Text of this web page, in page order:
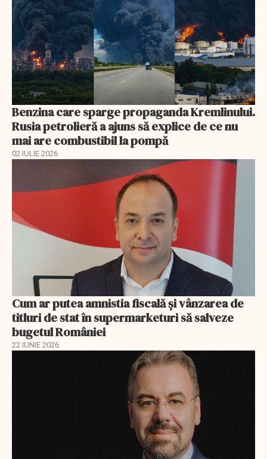
Benzina care sparge propaganda Kremlinului.
Rusia petrolieră a ajuns să explice de ce nu
mai are combustibil la pompă
02 IULIE 2026
Cum ar putea amnistia fiscală și vânzarea de
titluri de stat în supermarketuri să salveze
bugetul României
22 IUNIE 2026